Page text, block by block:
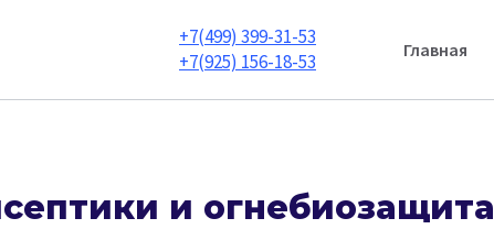
+7(499) 399-31-53
+7(925) 156-18-53
Главная
и огнебиозащита